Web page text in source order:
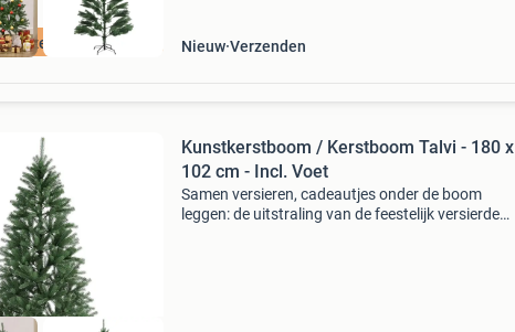
verzendkosten Nieuw Verzenden
Kunstkerstboom / Kerstboom Talvi - 180 x
102 cm - Incl. Voet
Samen versieren, cadeautjes onder de boom
leggen: de uitstraling van de feestelijk versierde